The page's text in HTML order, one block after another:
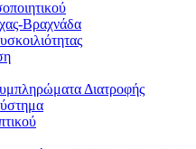
Βραχνάδα
Διατροφής